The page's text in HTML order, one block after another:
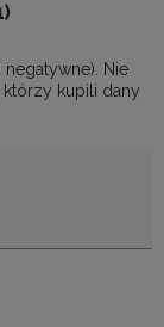
Nie
kupili dany